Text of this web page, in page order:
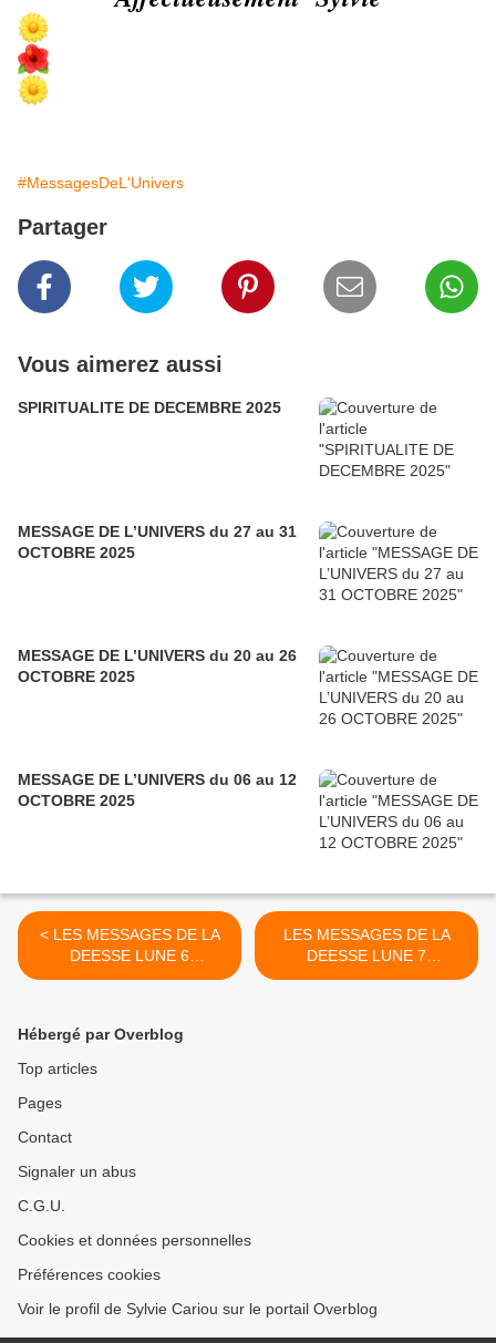
#MessagesDeL'Univers
Partager
Vous aimerez aussi
SPIRITUALITE DE DECEMBRE 2025
MESSAGE DE L’UNIVERS du 27 au 31
OCTOBRE 2025
MESSAGE DE L’UNIVERS du 20 au 26
OCTOBRE 2025
MESSAGE DE L’UNIVERS du 06 au 12
OCTOBRE 2025
< LES MESSAGES DE LA
DEESSE LUNE 6
OCTOBRE 2020
LES MESSAGES DE LA
DEESSE LUNE 7
OCTOBRE 2020 >
Hébergé par Overblog
Top articles
Pages
Contact
Signaler un abus
C.G.U.
Cookies et données personnelles
Préférences cookies
Voir le profil de Sylvie Cariou sur le portail Overblog